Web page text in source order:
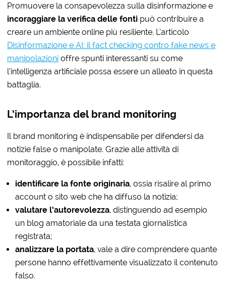
Promuovere la consapevolezza sulla disinformazione e
incoraggiare la verifica delle fonti può contribuire a
creare un ambiente online più resiliente. L’articolo
Disinformazione e AI: il fact checking contro fake news e
manipolazioni offre spunti interessanti su come
l’intelligenza artificiale possa essere un alleato in questa
battaglia.
L’importanza del brand monitoring
Il brand monitoring è indispensabile per difendersi da
notizie false o manipolate. Grazie alle attività di
monitoraggio, è possibile infatti:
identificare la fonte originaria, ossia risalire al primo
account o sito web che ha diffuso la notizia;
valutare l’autorevolezza, distinguendo ad esempio
un blog amatoriale da una testata giornalistica
registrata;
analizzare la portata, vale a dire comprendere quante
persone hanno effettivamente visualizzato il contenuto
falso.